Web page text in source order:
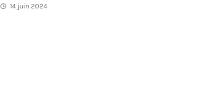
14 juin 2024